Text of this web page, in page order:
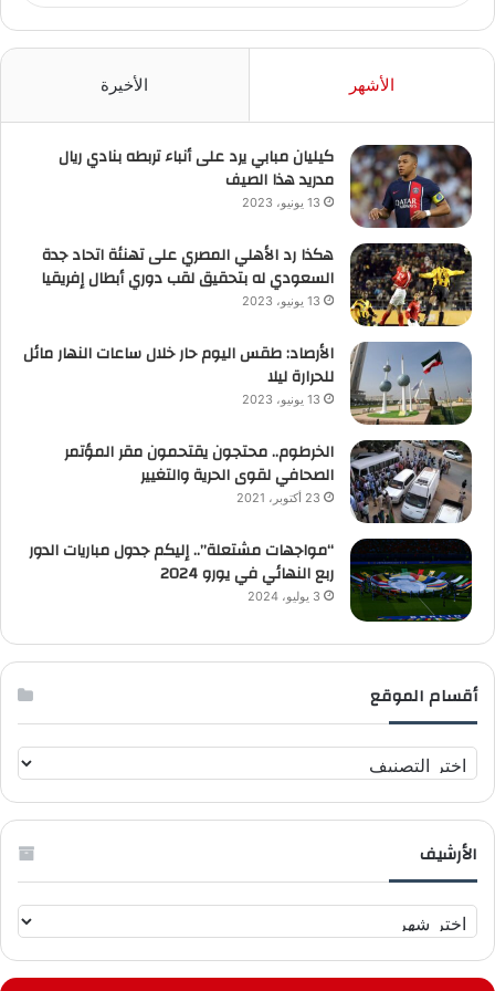
الأشهر الأخيرة
كيليان مبابي يرد على أنباء تربطه بنادي ريال
مدريد هذا الصيف
13 يونيو، 2023
هكذا رد الأهلي المصري على تهنئة اتحاد جدة
السعودي له بتحقيق لقب دوري أبطال إفريقيا
13 يونيو، 2023
الأرصاد: طقس اليوم حار خلال ساعات النهار مائل
للحرارة ليلا
13 يونيو، 2023
الخرطوم.. محتجون يقتحمون مقر المؤتمر
الصحافي لقوى الحرية والتغيير
23 أكتوبر، 2021
“مواجهات مشتعلة”.. إليكم جدول مباريات الدور
ربع النهائي في يورو 2024
3 يوليو، 2024
أقسام الموقع
ق
س
م
و
ق
الأرشيف
ل
أ